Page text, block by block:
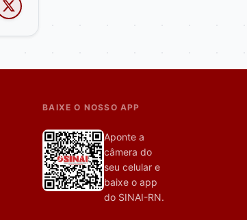
BAIXE O NOSSO APP
Aponte a
câmera do
seu celular e
baixe o app
do SINAI-RN.